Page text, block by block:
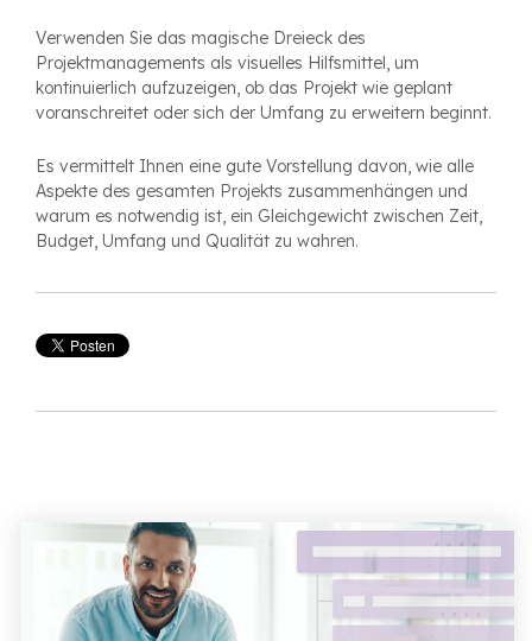
Verwenden Sie das magische Dreieck des
Projektmanagements als visuelles Hilfsmittel, um
kontinuierlich aufzuzeigen, ob das Projekt wie geplant
voranschreitet oder sich der Umfang zu erweitern beginnt.
Es vermittelt Ihnen eine gute Vorstellung davon, wie alle
Aspekte des gesamten Projekts zusammenhängen und
warum es notwendig ist, ein Gleichgewicht zwischen Zeit,
Budget, Umfang und Qualität zu wahren.